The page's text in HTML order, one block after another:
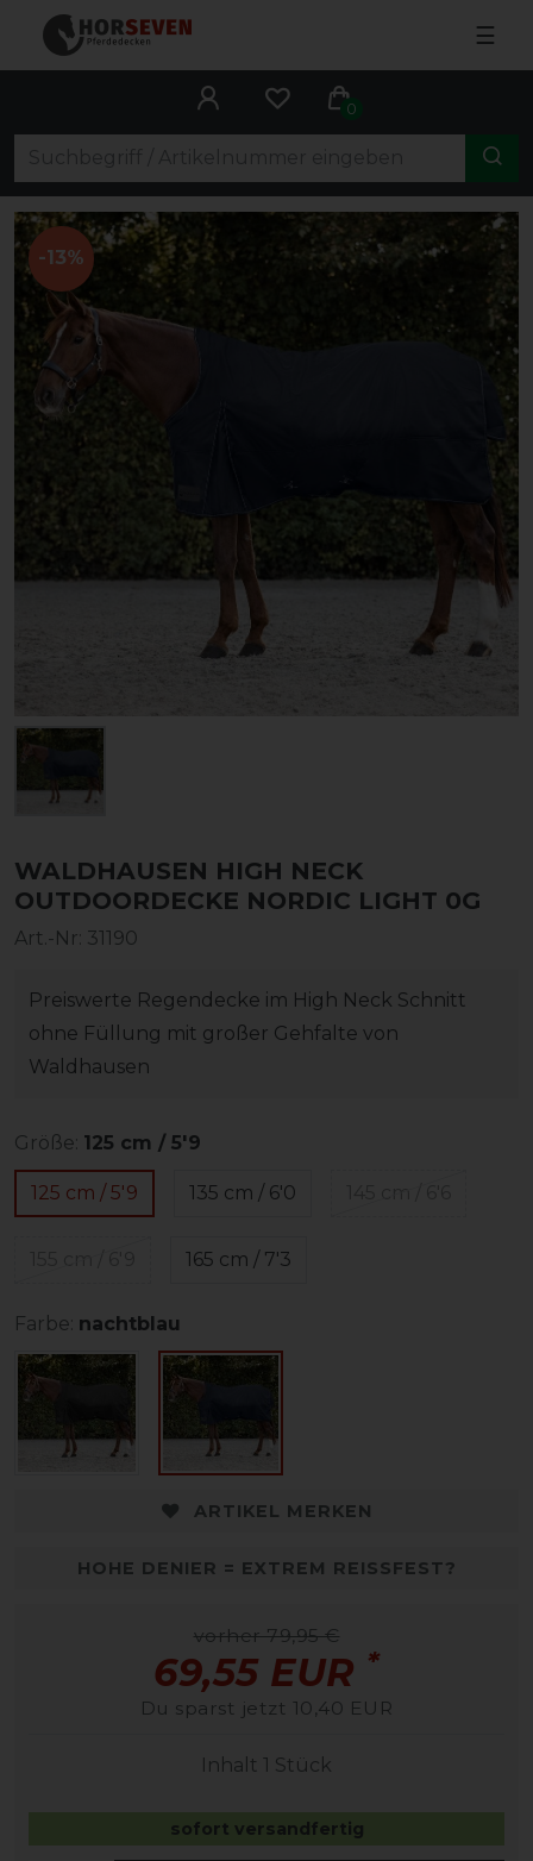
☰
0
-13%
WALDHAUSEN HIGH NECK
OUTDOORDECKE NORDIC LIGHT 0G
Art.-Nr: 31190
Preiswerte Regendecke im High Neck Schnitt
ohne Füllung mit großer Gehfalte von
Waldhausen
Größe: 125 cm / 5'9
125 cm / 5'9 135 cm / 6'0
165 cm / 7'3
Farbe: nachtblau
ARTIKEL MERKEN
HOHE DENIER = EXTREM REISSFEST?
vorher 79,95 €
69,55 EUR *
Du sparst jetzt 10,40 EUR
Inhalt 1 Stück
sofort versandfertig